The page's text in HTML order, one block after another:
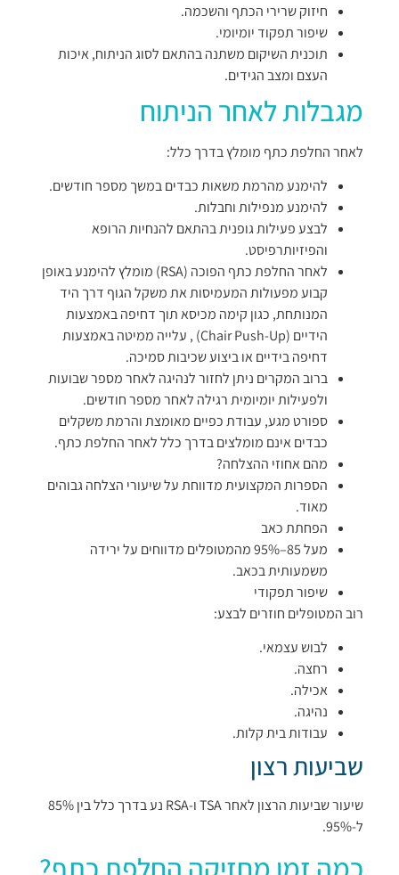
חיזוק שרירי הכתף והשכמה.
שיפור תפקוד יומיומי.
תוכנית השיקום משתנה בהתאם לסוג הניתוח, איכות
העצם ומצב הגידים.
מגבלות לאחר הניתוח
לאחר החלפת כתף מומלץ בדרך כלל:
להימנע מהרמת משאות כבדים במשך מספר חודשים.
להימנע מנפילות וחבלות.
לבצע פעילות גופנית בהתאם להנחיות הרופא
והפיזיותרפיסט.
לאחר החלפת כתף הפוכה (RSA) מומלץ להימנע באופן
קבוע מפעולות המעמיסות את משקל הגוף דרך היד
המנותחת, כגון קימה מכיסא תוך דחיפה באמצעות
הידיים (Chair Push-Up) , עלייה ממיטה באמצעות
דחיפה בידיים או ביצוע שכיבות סמיכה.
ברוב המקרים ניתן לחזור לנהיגה לאחר מספר שבועות
ולפעילות יומיומית רגילה לאחר מספר חודשים.
ספורט מגע, עבודת כפיים מאומצת והרמת משקלים
כבדים אינם מומלצים בדרך כלל לאחר החלפת כתף.
מהם אחוזי ההצלחה?
הספרות המקצועית מדווחת על שיעורי הצלחה גבוהים
מאוד.
הפחתת כאב
מעל 85–95% מהמטופלים מדווחים על ירידה
משמעותית בכאב.
שיפור תפקודי
רוב המטופלים חוזרים לבצע:
לבוש עצמאי.
רחצה.
אכילה.
נהיגה.
עבודות בית קלות.
שביעות רצון
שיעור שביעות הרצון לאחר TSA ו-RSA נע בדרך כלל בין 85%
ל-95%.